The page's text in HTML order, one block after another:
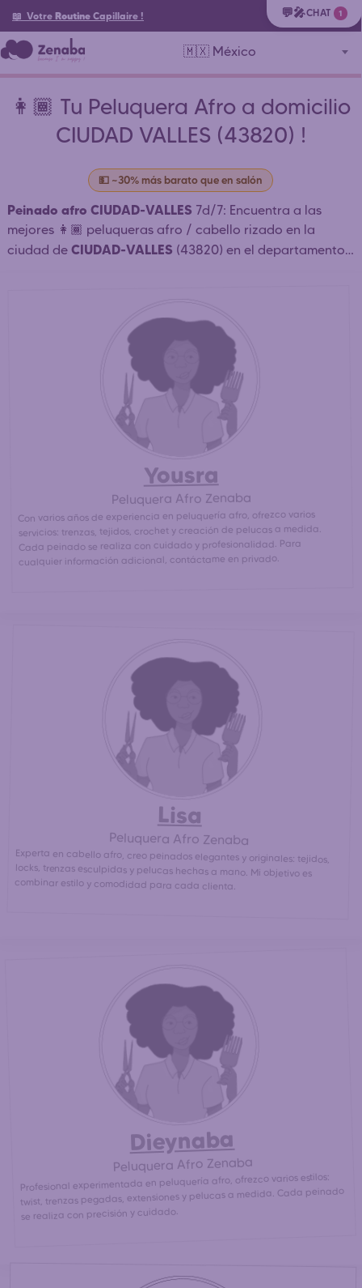
📖 Votre Routine Capillaire !
🇲🇽 México
👩🏾 Tu Peluquera Afro a domicilio
CIUDAD VALLES (43820) !
💵 ~30% más barato que en salón
Peinado afro CIUDAD-VALLES 7d/7: Encuentra a las
mejores 👩🏾 peluqueras afro / cabello rizado en la
ciudad de CIUDAD-VALLES (43820) en el departamento
Contacto rápido. Reserva simple y rápida. Reserva tu
cita online 24h/24. Contacte directamente a las
peluqueras afro más cercanas para un peinado afro /
africano asequible. (30% más barato
que en un salón de
Yousra
Peluquera Afro Zenaba
Con varios años de experiencia en peluquería afro, ofrezco varios
servicios: trenzas, tejidos, crochet y creación de pelucas a medida.
Cada peinado se realiza con cuidado y profesionalidad. Para
cualquier información adicional, contáctame en privado.
Lisa
Peluquera Afro Zenaba
Experta en cabello afro, creo peinados elegantes y originales: tejidos,
locks, trenzas esculpidas y pelucas hechas a mano. Mi objetivo es
combinar estilo y comodidad para cada clienta.
Dieynaba
Peluquera Afro Zenaba
Profesional experimentada en peluquería afro, ofrezco varios estilos:
twist, trenzas pegadas, extensiones y pelucas a medida. Cada peinado
se realiza con precisión y cuidado.
💬🎤CHAT 1